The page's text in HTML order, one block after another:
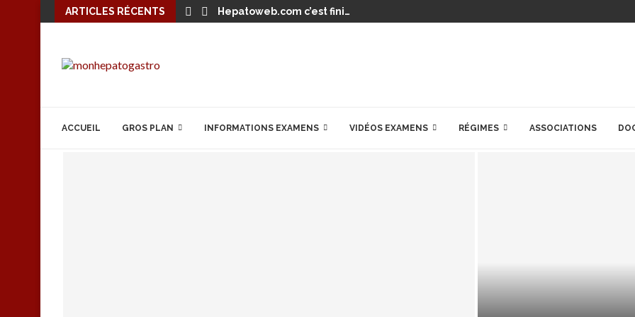
ARTICLES RÉCENTS Hepatoweb.com c’est fini…
ACCUEIL GROS PLAN INFORMATIONS EXAMENS VIDÉOS EXAMENS RÉGIMES ASSOCIATIONS